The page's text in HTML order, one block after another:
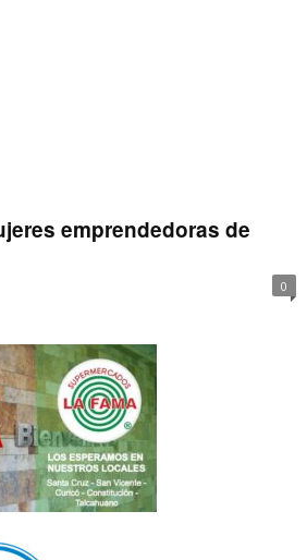
emprendedoras de
0